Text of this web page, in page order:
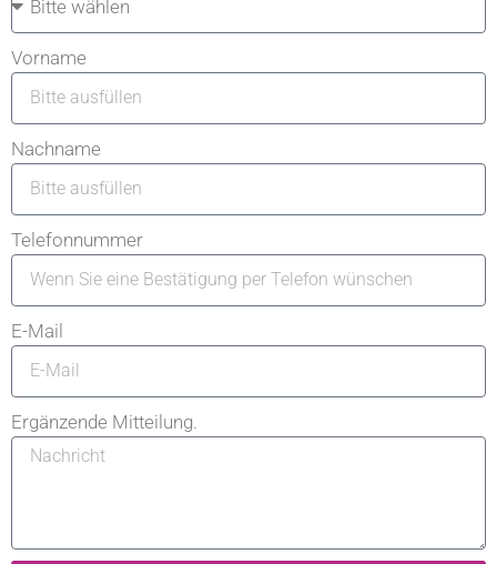
Vorname
Nachname
Telefonnummer
E-Mail
Ergänzende Mitteilung.